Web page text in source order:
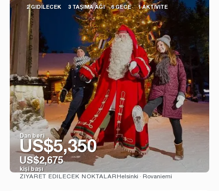
2 GIDILECEK 3 TAŞIMA AĞI 6 GECE 1 AKTIVITE
Dan beri
US$5,350
US$2,675
kişi başı
ZIYARET EDILECEK NOKTALAR Helsinki · Rovaniemi